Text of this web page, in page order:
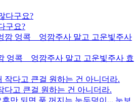
구요?
엉콕 _ 엉깜주사 말고 고운빛주사 효
다고 큰걸 원하는 건 아니더라.